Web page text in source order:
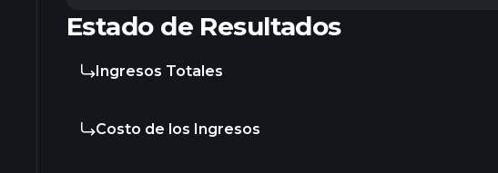
Estado de Resultados
Ingresos Totales
Costo de los Ingresos